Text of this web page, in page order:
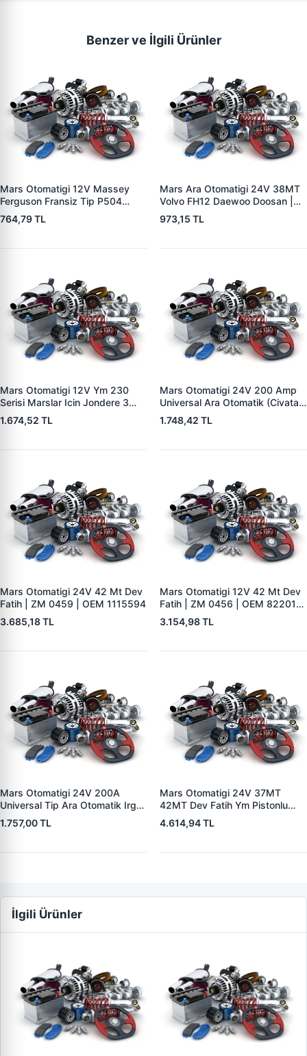
Benzer ve İlgili Ürünler
Mars Otomatigi 12V Massey
Ferguson Fransiz Tip P504
P505 Xxx | ZM 0560
764,79 TL
Mars Ara Otomatigi 24V 38MT
Volvo FH12 Daewoo Doosan |
ZM 4409 | OEM 10512097
973,15 TL
Mars Otomatigi 12V Ym 230
Serisi Marslar Icin Jondere 3
Delik | ZM 1653 | OEM
RE503357
1.674,52 TL
Mars Otomatigi 24V 200 Amp
Universal Ara Otomatik (Civatali)
| ZM 1404
1.748,42 TL
Mars Otomatigi 24V 42 Mt Dev
Fatih | ZM 0459 | OEM 1115594
3.685,18 TL
Mars Otomatigi 12V 42 Mt Dev
Fatih | ZM 0456 | OEM 82201-
5004 V1117553
2132X10456393
3.154,98 TL
Mars Otomatigi 24V 200A
Universal Tip Ara Otomatik Irgat
| ZM 0404
1.757,00 TL
Mars Otomatigi 24V 37MT
42MT Dev Fatih Ym Pistonlu
Bmc Profesyonel Catterpiller Is
Makinasi | ZM 0361 | OEM
4.614,94 TL
İlgili Ürünler